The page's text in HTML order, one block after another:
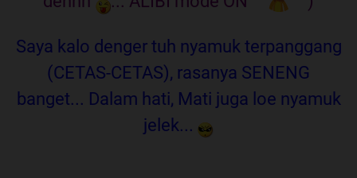
Saya kalo denger tuh nyamuk terpanggang
(CETAS-CETAS), rasanya SENENG
banget... Dalam hati, Mati juga loe nyamuk
jelek...